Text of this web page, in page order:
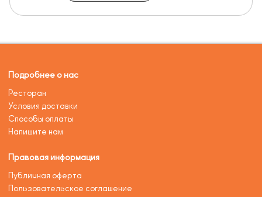
Подробнее о нас
Ресторан
Условия доставки
Способы оплаты
Напишите нам
Правовая информация
Публичная оферта
Пользовательское соглашение